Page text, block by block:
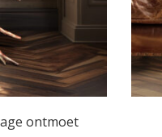
ontmoet